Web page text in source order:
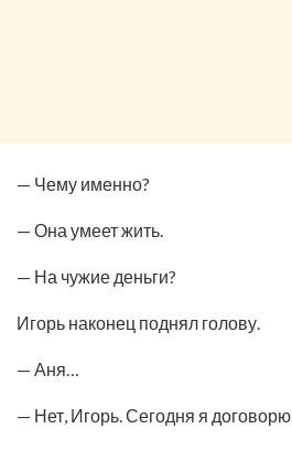
— Чему именно?
— Она умеет жить.
— На чужие деньги?
Игорь наконец поднял голову.
— Аня…
— Нет, Игорь. Сегодня я договорю.